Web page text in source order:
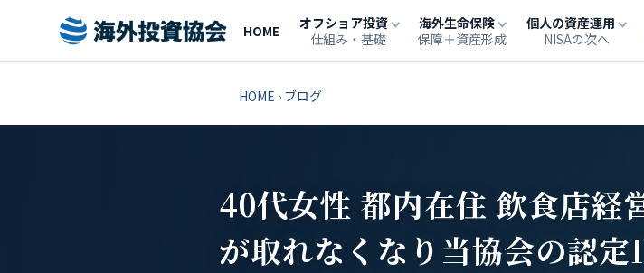
HOME
オフショア投資
仕組み・基礎
海外生命保険
保障＋資産形成
個人の資産運用
NISAの次へ
HOME › ブログ
40代女性 都内在住 飲食店
が取れなくなり当協会の認